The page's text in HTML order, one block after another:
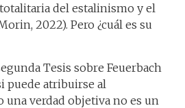
del estalinismo y el
2022). Pero ¿cuál es su
Tesis sobre Feuerbach
puede atribuirse al
verdad objetiva no es un